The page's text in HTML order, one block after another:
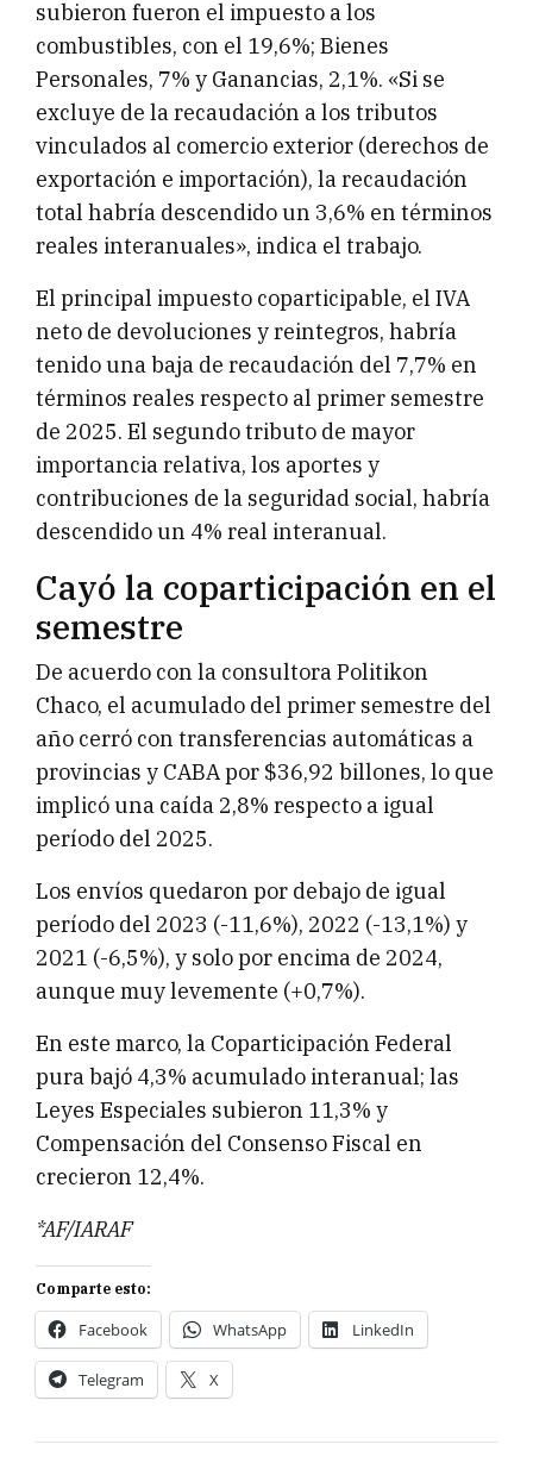
subieron fueron el impuesto a los
combustibles, con el 19,6%; Bienes
Personales, 7% y Ganancias, 2,1%. «Si se
excluye de la recaudación a los tributos
vinculados al comercio exterior (derechos de
exportación e importación), la recaudación
total habría descendido un 3,6% en términos
reales interanuales», indica el trabajo.
El principal impuesto coparticipable, el IVA
neto de devoluciones y reintegros, habría
tenido una baja de recaudación del 7,7% en
términos reales respecto al primer semestre
de 2025. El segundo tributo de mayor
importancia relativa, los aportes y
contribuciones de la seguridad social, habría
descendido un 4% real interanual.
Cayó la coparticipación en el
semestre
De acuerdo con la consultora Politikon
Chaco, el acumulado del primer semestre del
año cerró con transferencias automáticas a
provincias y CABA por $36,92 billones, lo que
implicó una caída 2,8% respecto a igual
período del 2025.
Los envíos quedaron por debajo de igual
período del 2023 (-11,6%), 2022 (-13,1%) y
2021 (-6,5%), y solo por encima de 2024,
aunque muy levemente (+0,7%).
En este marco, la Coparticipación Federal
pura bajó 4,3% acumulado interanual; las
Leyes Especiales subieron 11,3% y
Compensación del Consenso Fiscal en
crecieron 12,4%.
*AF/IARAF
Comparte esto:
Facebook WhatsApp LinkedIn
Telegram X